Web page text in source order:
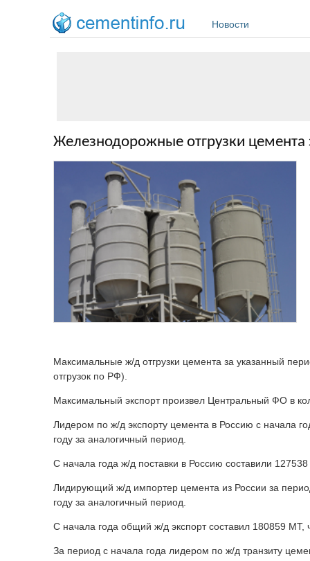
Новости
Железнодорожные отгрузки цемента
Максимальные ж/д отгрузки цемента за указанный
отгрузок по РФ).
Максимальный экспорт произвел Центральный ФО в
Лидером по ж/д экспорту цемента в Россию с начала
году за аналогичный период.
С начала года ж/д поставки в Россию составили
Лидирующий ж/д импортер цемента из России за
году за аналогичный период.
С начала года общий ж/д экспорт составил 180859
За период с начала года лидером по ж/д транзиту